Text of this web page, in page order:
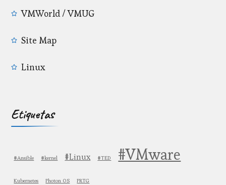
VMWorld / VMUG
Site Map
Linux
Etiquetas
#Ansible #kernel #Linux #TED #VMware
Kubernetes Photon OS PRTG